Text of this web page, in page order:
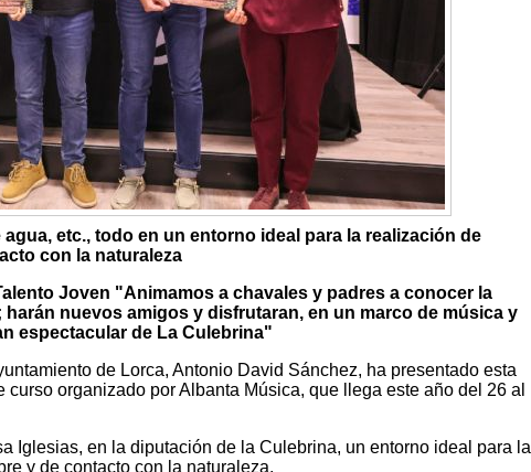
etc., todo en un entorno ideal para la realización de
con la naturaleza
Joven "Animamos a chavales y padres a conocer la
nuevos amigos y disfrutaran, en un marco de música y
espectacular de La Culebrina"
de Lorca, Antonio David Sánchez, ha presentado esta
organizado por Albanta Música, que llega este año del 26 al
Iglesias, en la diputación de la Culebrina, un entorno ideal para la
y de contacto con la naturaleza.